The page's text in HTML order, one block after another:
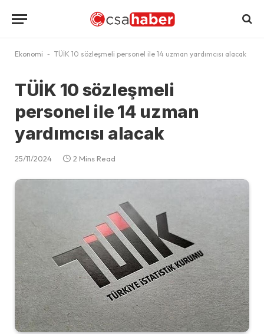
Ekonomi - TÜİK 10 sözleşmeli personel ile 14 uzman yardımcısı alacak
TÜİK 10 sözleşmeli
personel ile 14 uzman
yardımcısı alacak
25/11/2024 2 Mins Read